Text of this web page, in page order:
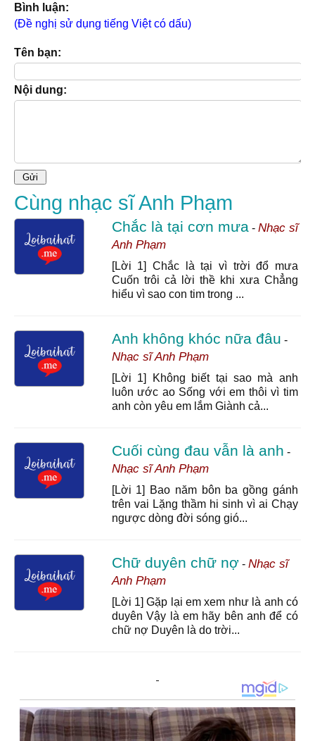
Bình luận:
(Đề nghị sử dụng tiếng Việt có dấu)
Tên bạn:
Nội dung:
Cùng nhạc sĩ Anh Phạm
Chắc là tại cơn mưa- Nhạc sĩ
Anh Phạm
[Lời 1] Chắc là tại vì trời đổ mưa
Cuốn trôi cả lời thề khi xưa Chẳng
hiểu vì sao con tim trong ...
Anh không khóc nữa đâu -
Nhạc sĩ Anh Phạm
[Lời 1] Không biết tại sao mà anh
luôn ước ao Sống với em thôi vì tim
anh còn yêu em lắm Giành cả...
Cuối cùng đau vẫn là anh -
Nhạc sĩ Anh Phạm
[Lời 1] Bao năm bôn ba gồng gánh
trên vai Lặng thầm hi sinh vì ai Chạy
ngược dòng đời sóng gió...
Chữ duyên chữ nợ- Nhạc sĩ
Anh Phạm
[Lời 1] Gặp lại em xem như là anh có
duyên Vậy là em hãy bên anh để có
chữ nợ Duyên là do trời...